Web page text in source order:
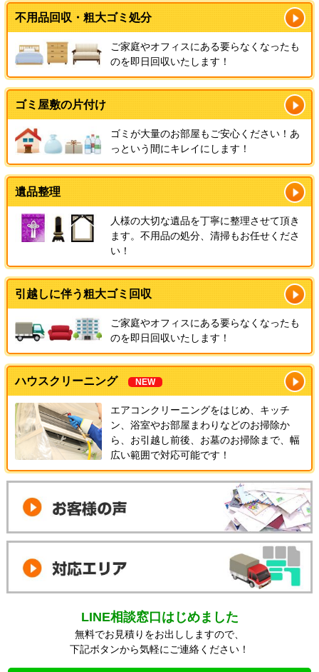
不用品回収・粗大ゴミ処分
ご家庭やオフィスにある要らなくなったも
のを即日回収いたします！
ゴミ屋敷の片付け
ゴミが大量のお部屋もご安心ください！あ
っという間にキレイにします！
遺品整理
人様の大切な遺品を丁寧に整理させて頂き
ます。不用品の処分、清掃もお任せくださ
い！
引越しに伴う粗大ゴミ回収
ご家庭やオフィスにある要らなくなったも
のを即日回収いたします！
ハウスクリーニング NEW
エアコンクリーニングをはじめ、キッチ
ン、浴室やお部屋まわりなどのお掃除か
ら、お引越し前後、お墓のお掃除まで、幅
広い範囲で対応可能です！
LINE相談窓口はじめました
無料でお見積りをお出ししますので、
下記ボタンから気軽にご連絡ください！